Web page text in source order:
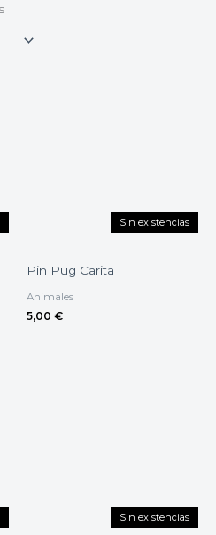
Sin existencias
Pin Pug Carita
Animales
5,00 €
Sin existencias